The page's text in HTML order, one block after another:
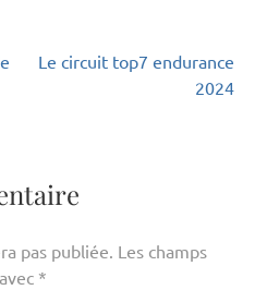
Le circuit top7 endurance
2024
pas publiée. Les champs
*